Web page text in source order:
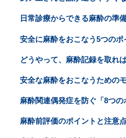
日常診療からできる麻酔の準
安全に麻酔をおこなう5つのポ
どうやって、麻酔記録を取れ
安全な麻酔をおこなうための
麻酔関連偶発症を防ぐ「8つの
麻酔前評価のポイントと注意